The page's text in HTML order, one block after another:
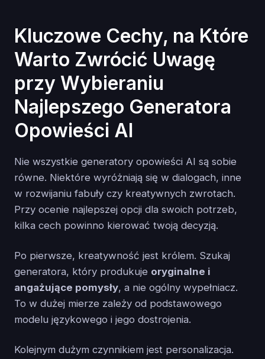
Kluczowe Cechy, na Które
Warto Zwrócić Uwagę
przy Wybieraniu
Najlepszego Generatora
Opowieści AI
Nie wszystkie generatory opowieści AI są sobie
równe. Niektóre wyróżniają się w dialogach, inne
w rozwijaniu fabuły czy kreatywnych zwrotach.
Przy ocenie najlepszej opcji dla swoich potrzeb,
kilka cech powinno kierować twoją decyzją.
Po pierwsze, kreatywność jest królem. Szukaj
generatora, który produkuje oryginalne i
angażujące pomysły, a nie ogólny wypełniacz.
To w dużej mierze zależy od podstawowego
modelu językowego i jego dostrojenia.
Kolejnym dużym czynnikiem jest personalizacja.